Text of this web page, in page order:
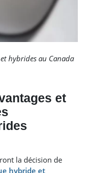
hybrides au Canada
et
la décision de
hybride et